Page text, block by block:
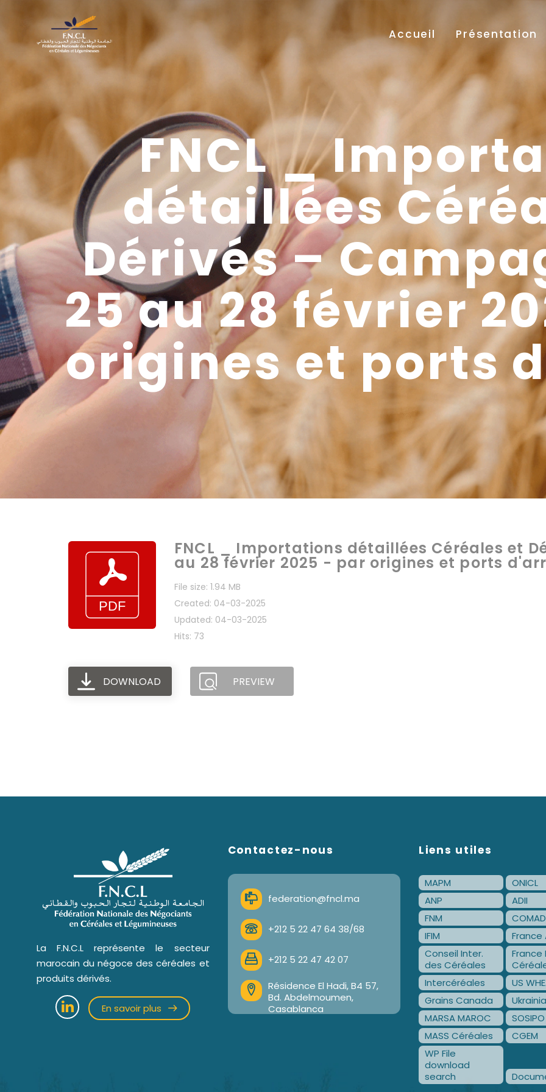
Accueil Présentation
FNCL _
détaillées
Dérivés –
25 au 28 février
origines et ports
FNCL _ Importations détaillées Céréales et
au 28 février 2025 - par origines et ports
File size: 1.94 MB
Created: 04-03-2025
Updated: 04-03-2025
Hits: 73
DOWNLOAD PREVIEW
La F.N.C.L représente le secteur
marocain du négoce des céréales et
produits dérivés.
En savoir plus
Contactez-nous
federation@fncl.ma
+212 5 22 47 64 38/68
+212 5 22 47 42 07
Résidence El Hadi, B4 57,
Bd. Abdelmoumen,
Casablanca
Liens utiles
MAPM
ONICL
ANP
ADII
FNM
IFIM
France
Conseil Inter.
des Céréales
France
Intercéréales
US
Grains Canada
MARSA MAROC
SOSIPO
MASS Céréales
CGEM
WP File
download
search